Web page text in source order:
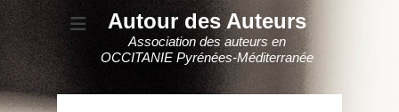
Autour des Auteurs
Association des auteurs en
OCCITANIE Pyrénées-Méditerranée